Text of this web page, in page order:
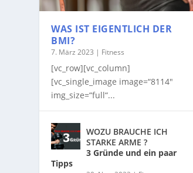
WAS IST EIGENTLICH DER
BMI?
7. März 2023 | Fitness
[vc_row][vc_column]
[vc_single_image image=“8114″
img_size=“full“...
WOZU BRAUCHE ICH
STARKE ARME ?
3 Gründe und ein paar
Tipps